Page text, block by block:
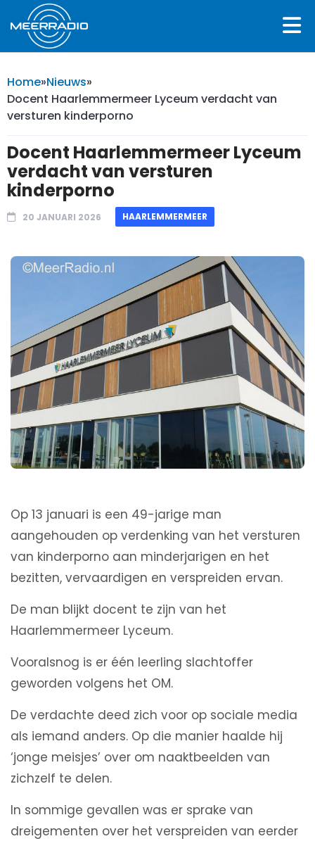
Home»Nieuws»
Docent Haarlemmermeer Lyceum verdacht van
versturen kinderporno
Docent Haarlemmermeer Lyceum
verdacht van versturen
kinderporno
20 JANUARI 2026 HAARLEMMERMEER
Op 13 januari is een 49-jarige man
aangehouden op verdenking van het versturen
van kinderporno aan minderjarigen en het
bezitten, vervaardigen en verspreiden ervan.
De man blijkt docent te zijn van het
Haarlemmermeer Lyceum.
Vooralsnog is er één leerling slachtoffer
geworden volgens het OM.
De verdachte deed zich voor op sociale media
als iemand anders. Op die manier haalde hij
‘jonge meisjes’ over om naaktbeelden van
zichzelf te delen.
In sommige gevallen was er sprake van
dreigementen over het verspreiden van eerder